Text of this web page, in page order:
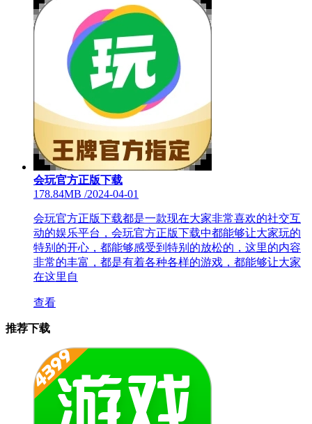
会玩官方正版下载
178.84MB /2024-04-01
会玩官方正版下载都是一款现在大家非常喜欢的社交互
动的娱乐平台，会玩官方正版下载中都能够让大家玩的
特别的开心，都能够感受到特别的放松的，这里的内容
非常的丰富，都是有着各种各样的游戏，都能够让大家
在这里自
查看
推荐下载